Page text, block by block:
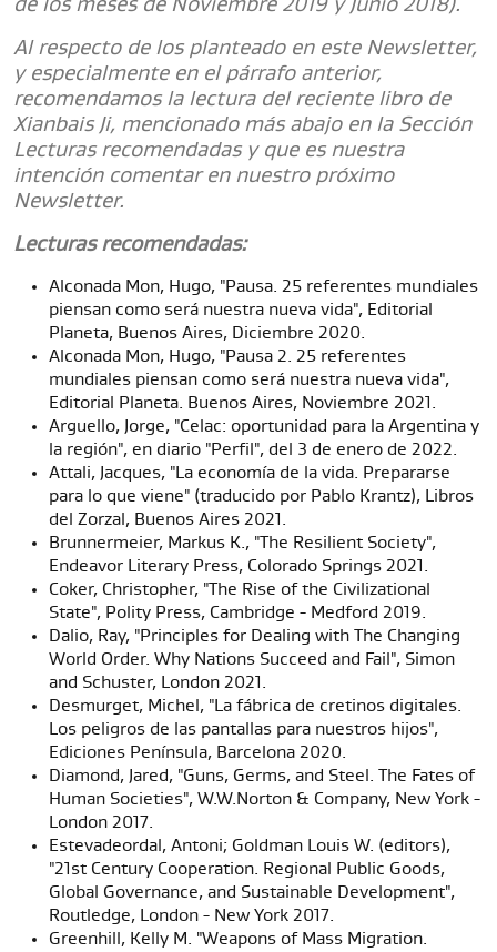
de los meses de Noviembre 2019 y Junio 2018).
Al respecto de los planteado en este Newsletter,
y especialmente en el párrafo anterior,
recomendamos la lectura del reciente libro de
Xianbais Ji, mencionado más abajo en la Sección
Lecturas recomendadas y que es nuestra
intención comentar en nuestro próximo
Newsletter.
Lecturas recomendadas:
Alconada Mon, Hugo, "Pausa. 25 referentes mundiales
piensan como será nuestra nueva vida", Editorial
Planeta, Buenos Aires, Diciembre 2020.
Alconada Mon, Hugo, "Pausa 2. 25 referentes
mundiales piensan como será nuestra nueva vida",
Editorial Planeta. Buenos Aires, Noviembre 2021.
Arguello, Jorge, "Celac: oportunidad para la Argentina y
la región", en diario "Perfil", del 3 de enero de 2022.
Attali, Jacques, "La economía de la vida. Prepararse
para lo que viene" (traducido por Pablo Krantz), Libros
del Zorzal, Buenos Aires 2021.
Brunnermeier, Markus K., "The Resilient Society",
Endeavor Literary Press, Colorado Springs 2021.
Coker, Christopher, "The Rise of the Civilizational
State", Polity Press, Cambridge - Medford 2019.
Dalio, Ray, "Principles for Dealing with The Changing
World Order. Why Nations Succeed and Fail", Simon
and Schuster, London 2021.
Desmurget, Michel, "La fábrica de cretinos digitales.
Los peligros de las pantallas para nuestros hijos",
Ediciones Península, Barcelona 2020.
Diamond, Jared, "Guns, Germs, and Steel. The Fates of
Human Societies", W.W.Norton & Company, New York -
London 2017.
Estevadeordal, Antoni; Goldman Louis W. (editors),
"21st Century Cooperation. Regional Public Goods,
Global Governance, and Sustainable Development",
Routledge, London - New York 2017.
Greenhill, Kelly M. "Weapons of Mass Migration.